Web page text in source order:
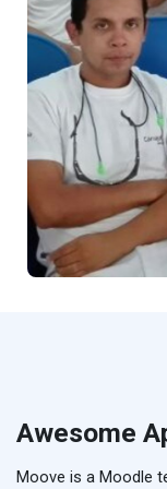
Awesome
Moove is a Moodle